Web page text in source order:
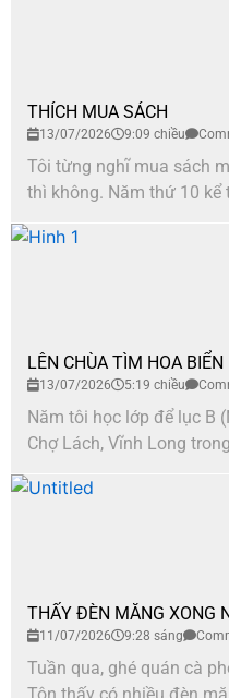
THÍCH MUA SÁCH
13/07/2026 9:09 chiều
Tôi từng nghĩ mua sách
thì không. Năm thứ 10
LÊN CHÙA TÌM HOA BIỂN
13/07/2026 5:19 chiều
Năm tôi học lớp để lục B
Chợ Lách, Vĩnh Long
THẤY ĐÈN MĂNG XONG
11/07/2026 9:28 sáng
Tuần qua, ghé quán cà